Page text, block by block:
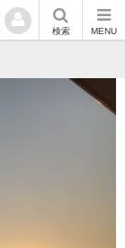
検索 MENU